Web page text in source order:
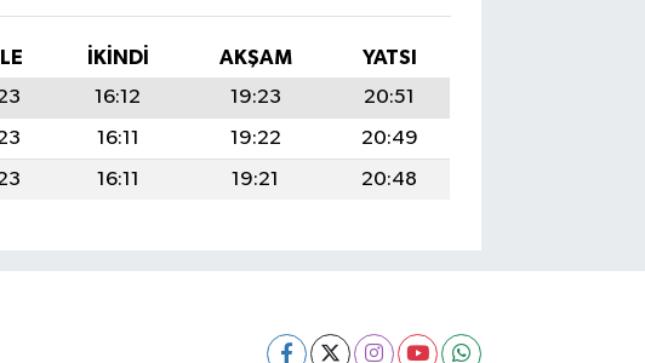
İKINDI AKŞAM
YATSI
16:12 19:23
20:51
16:11 19:22
20:49
16:11 19:21 20:48